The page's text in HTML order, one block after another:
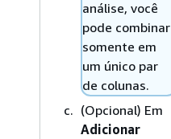
análise, você
pode combinar
somente em
um único par
de colunas.
(Opcional) Em
Adicionar